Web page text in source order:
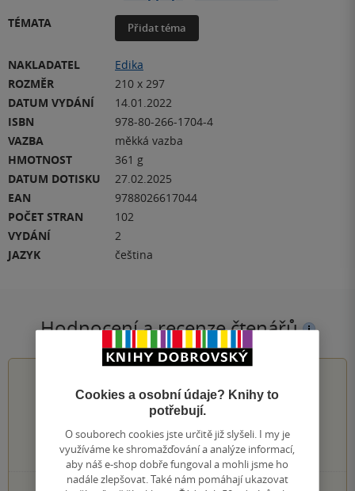
TÉMATA
Přidat téma
NAKLADATEL
Edika
ROZMĚR
210 x 297
DATUM VYDÁNÍ
14.01.2022
ISBN
978-80-266-1704-4
VAZBA
měkká vazba
HMOTNOST
361 g
DATUM DOTISKU
27.02.2025
EAN
9788026617044
POČET STRAN
102
VYDÁNÍ
2
JAZYK
čeština
Hodnocení a recenze čtenářů
0.0z5
0hodnocení čtenářů
Cookies a osobní údaje? Knihy to
potřebují.
O souborech cookies jste určitě již slyšeli. I my je
využíváme ke shromažďování a analýze informací,
aby náš e-shop dobře fungoval a mohli jsme ho
nadále zlepšovat. Také nám pomáhají ukazovat